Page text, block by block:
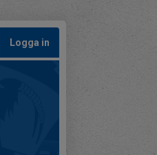
Logga in